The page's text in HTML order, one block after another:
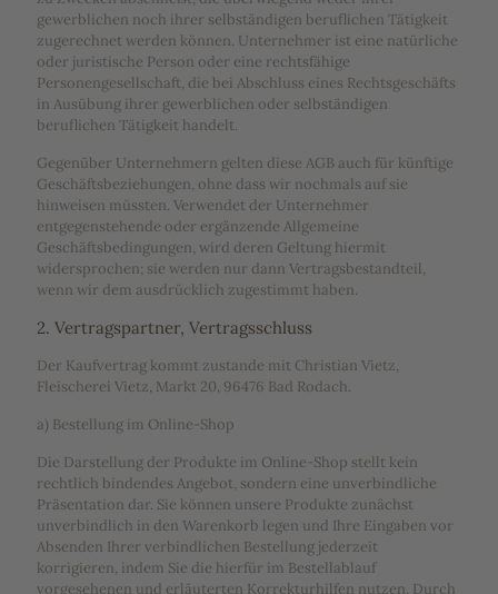
gewerblichen noch ihrer selbständigen beruflichen Tätigkeit
zugerechnet werden können. Unternehmer ist eine natürliche
oder juristische Person oder eine rechtsfähige
Personengesellschaft, die bei Abschluss eines Rechtsgeschäfts
in Ausübung ihrer gewerblichen oder selbständigen
beruflichen Tätigkeit handelt.
Gegenüber Unternehmern gelten diese AGB auch für künftige
Geschäftsbeziehungen, ohne dass wir nochmals auf sie
hinweisen müssten. Verwendet der Unternehmer
entgegenstehende oder ergänzende Allgemeine
Geschäftsbedingungen, wird deren Geltung hiermit
widersprochen; sie werden nur dann Vertragsbestandteil,
wenn wir dem ausdrücklich zugestimmt haben.
2. Vertragspartner, Vertragsschluss
Der Kaufvertrag kommt zustande mit Christian Vietz,
Fleischerei Vietz, Markt 20, 96476 Bad Rodach.
a) Bestellung im Online-Shop
Die Darstellung der Produkte im Online-Shop stellt kein
rechtlich bindendes Angebot, sondern eine unverbindliche
Präsentation dar. Sie können unsere Produkte zunächst
unverbindlich in den Warenkorb legen und Ihre Eingaben vor
Absenden Ihrer verbindlichen Bestellung jederzeit
korrigieren, indem Sie die hierfür im Bestellablauf
vorgesehenen und erläuterten Korrekturhilfen nutzen. Durch